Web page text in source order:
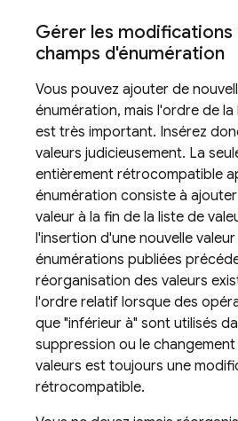
Gérer les modifications
champs d'énumération
Vous pouvez ajouter de
énumération, mais l'ordre de
est très important. Insérez
valeurs judicieusement. La
entièrement rétrocompatible
énumération consiste à
valeur à la fin de la liste de
l'insertion d'une nouvelle
énumérations publiées
réorganisation des valeurs
l'ordre relatif lorsque des
que "inférieur à" sont utilisés
suppression ou le
valeurs est toujours une
rétrocompatible.